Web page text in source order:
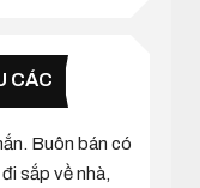
CÁC
Buôn bán có
sắp về nhà,